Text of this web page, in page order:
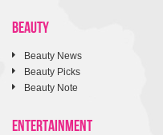
BEAUTY
Beauty News
Beauty Picks
Beauty Note
ENTERTAINMENT